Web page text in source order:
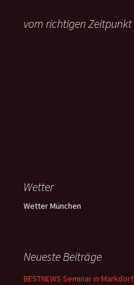
vom richtigen Zeitpunkt
Wetter
Wetter München
Neueste Beiträge
BESTNEWS Seminar in Markdorf